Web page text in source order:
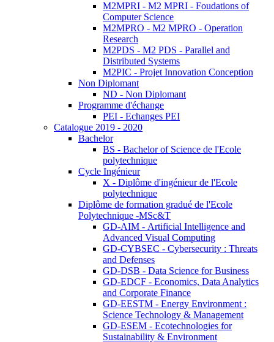
M2MPRI - M2 MPRI - Foudations of
Computer Science
M2MPRO - M2 MPRO - Operation
Research
M2PDS - M2 PDS - Parallel and
Distributed Systems
M2PIC - Projet Innovation Conception
Non Diplomant
ND - Non Diplomant
Programme d'échange
PEI - Echanges PEI
Catalogue 2019 - 2020
Bachelor
BS - Bachelor of Science de l'Ecole
polytechnique
Cycle Ingénieur
X - Diplôme d'ingénieur de l'Ecole
polytechnique
Diplôme de formation gradué de l'Ecole
Polytechnique -MSc&T
GD-AIM - Artificial Intelligence and
Advanced Visual Computing
GD-CYBSEC - Cybersecurity : Threats
and Defenses
GD-DSB - Data Science for Business
GD-EDCF - Economics, Data Analytics
and Corporate Finance
GD-EESTM - Energy Environment :
Science Technology & Management
GD-ESEM - Ecotechnologies for
Sustainability & Environment